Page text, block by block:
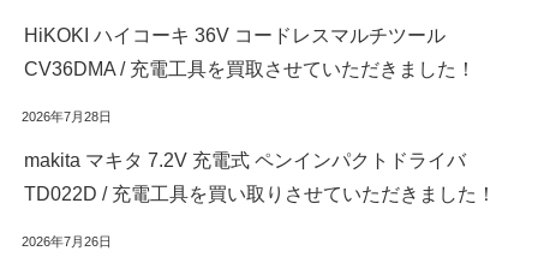
HiKOKI ハイコーキ 36V コードレスマルチツール
CV36DMA / 充電工具を買取させていただきました！
2026年7月28日
makita マキタ 7.2V 充電式 ペンインパクトドライバ
TD022D / 充電工具を買い取りさせていただきました！
2026年7月26日